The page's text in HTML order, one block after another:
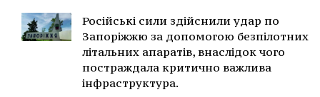
Російські сили здійснили удар по
Запоріжжю за допомогою безпілотних
літальних апаратів, внаслідок чого
постраждала критично важлива
інфраструктура.